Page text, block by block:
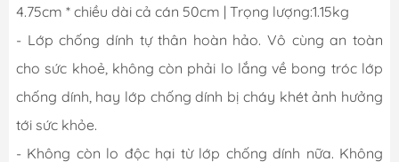
4.75cm * chiều dài cả cán 50cm | Trọng lượng:1.15kg
- Lớp chống dính tự thân hoàn hảo. Vô cùng an toàn
cho sức khoẻ, không còn phải lo lắng về bong tróc lớp
chống dính, hay lớp chống dính bị cháy khét ảnh hưởng
tới sức khỏe.
- Không còn lo độc hại từ lớp chống dính nữa. Không